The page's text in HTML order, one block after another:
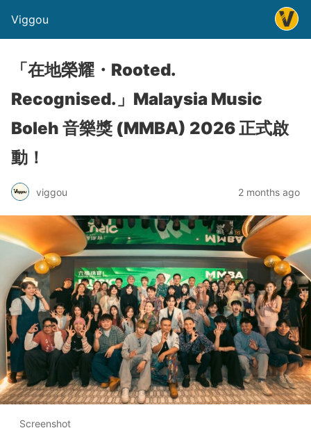
Viggou
「在地榮耀・Rooted.
Recognised.」Malaysia Music
Boleh 音樂獎 (MMBA) 2026 正式啟
動！
viggou 2 months ago
Screenshot